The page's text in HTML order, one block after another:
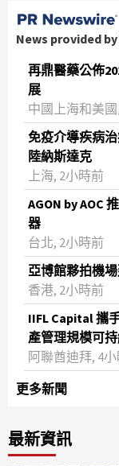
News provided
再鼎醫藥公佈
展
中國上海和美
免疫介導疾病
陸納斯達克
上海, 2小時前
AGON by AOC
器
台北, 2小時前
亞博館夥拍機
香港, 2小時前
IIFL Capital 攜
產管理規模可
阿聯酋迪拜, 4
更多新聞
最新資訊